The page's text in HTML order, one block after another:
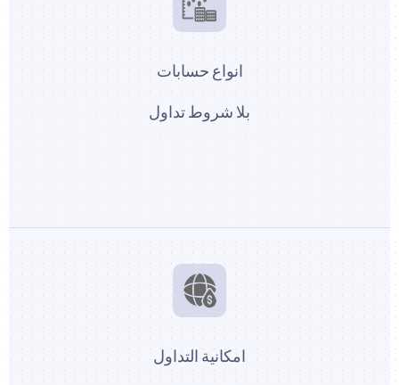
انواع حسابات
بلا شروط تداول
امكانية التداول